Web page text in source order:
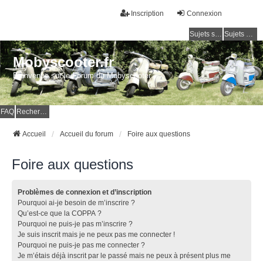
Connexion
Inscription
Sujets sans réponse Sujets actifs
Mobyscooter.fr
Bienvenue sur le Forum du Mobyscooter
FAQ Rechercher
Accueil Accueil du forum Foire aux questions
Foire aux questions
Problèmes de connexion et d’inscription
Pourquoi ai-je besoin de m’inscrire ?
Qu’est-ce que la COPPA ?
Pourquoi ne puis-je pas m’inscrire ?
Je suis inscrit mais je ne peux pas me connecter !
Pourquoi ne puis-je pas me connecter ?
Je m’étais déjà inscrit par le passé mais ne peux à présent plus me